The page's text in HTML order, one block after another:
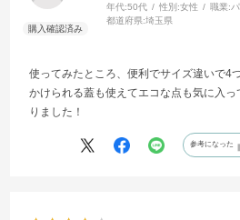
年代:50代 性別:女性 職業:
都道府県:埼玉県
使ってみたところ、便利でサイズ違いで4
かけられる蓋も使えてエコな点も気に入
りました！
参考になった